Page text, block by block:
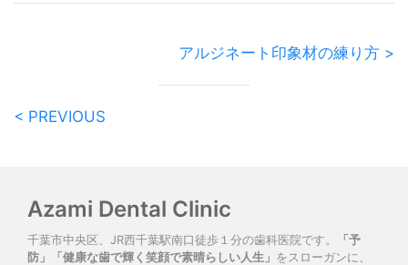
アルジネート印象材の練り方 >
< PREVIOUS
Azami Dental Clinic
千葉市中央区、JR西千葉駅南口徒歩１分の歯科医院です。
「予
防」「健康な歯で輝く笑顔で素晴らしい人生」 をスローガンに、